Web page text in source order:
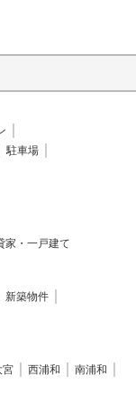
駐車場
家・一戸建て
新築物件
宮 西浦和
南浦和